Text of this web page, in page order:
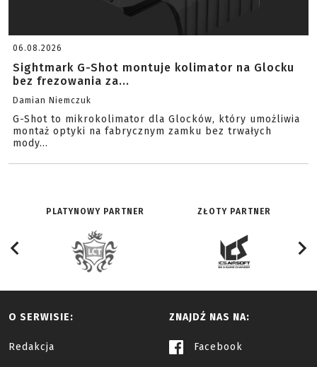
06.08.2026
Sightmark G-Shot montuje kolimator na Glocku
bez frezowania za...
Damian Niemczuk
G-Shot to mikrokolimator dla Glocków, który umożliwia
montaż optyki na fabrycznym zamku bez trwałych
mody...
PLATYNOWY PARTNER ZŁOTY PARTNER
O SERWISIE:
Redakcja
ZNAJDŹ NAS NA:
Facebook